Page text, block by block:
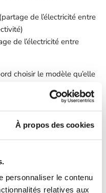
À propos des cookies
personnaliser le contenu
relatives aux
de l’électricité entre
de l’électricité entre
choisir le modèle qu’elle
au sein d’une entité
(PMO).